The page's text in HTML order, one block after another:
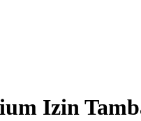
Izin